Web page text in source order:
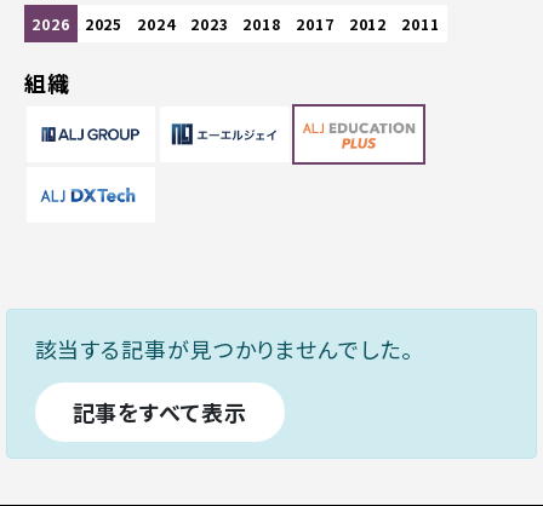
2026 2025 2024 2023 2018 2017 2012 2011
組織
該当する記事が見つかりませんでした。
記事をすべて表示